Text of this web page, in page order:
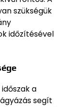
szükségük
időzítésével
a
segít